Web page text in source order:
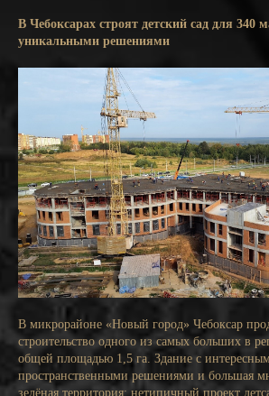
В Чебоксарах строят детский сад для 340
уникальными решениями
В микрорайоне «Новый город» Чебоксар
строительство одного из самых больших в
общей площадью 1,5 га. Здание с
пространственными решениями и большая
зелёная территория: нетипичный проект